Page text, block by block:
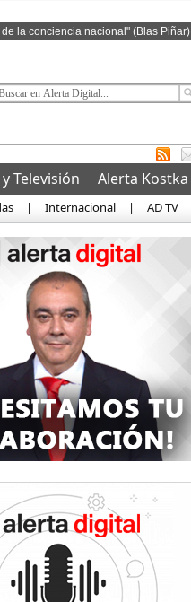
la conciencia nacional" (Blas Piñar)
Televisión
Alerta Kostka
| Internacional | AD TV